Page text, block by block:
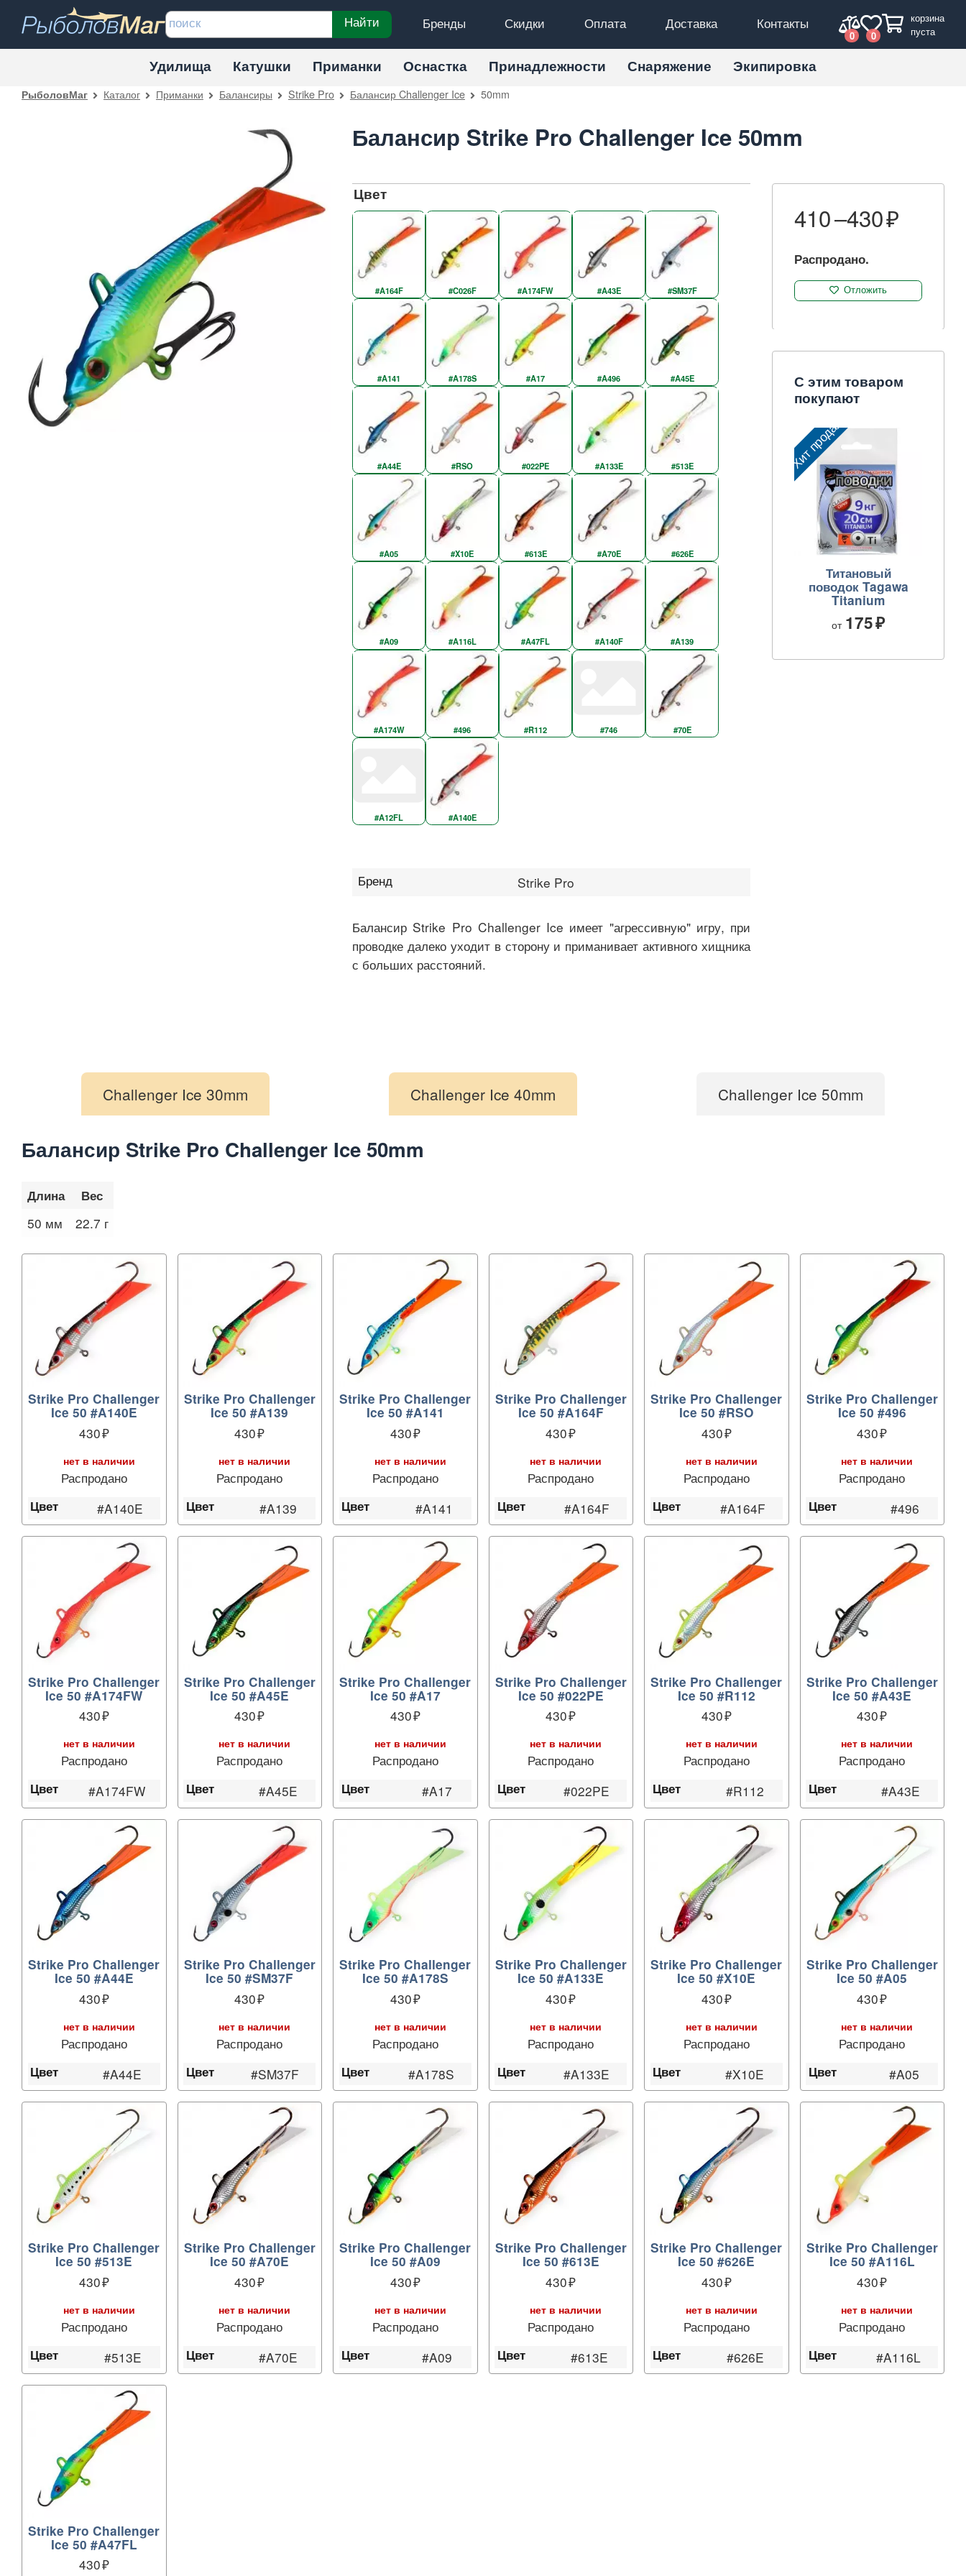
Бренды Скидки Оплата Доставка Контакты
Найти
0 0
корзина
пуста
Удилища Катушки Приманки Оснастка Принадлежности Снаряжение Экипировка
РыболовМаг Каталог Приманки Балансиры Strike Pro Балансир Challenger Ice 50mm
Балансир Strike Pro Challenger Ice 50mm
Цвет
#A164F #C026F #A174FW #A43E #SM37F
#A141 #A178S #A17 #A496 #A45E
#A44E #RSO #022PE #A133E #513E
#A05 #X10E #613E #A70E #626E
#A09 #A116L #A47FL #A140F #A139
#A174W #496 #R112 #746 #70E
#A12FL #A140E
Бренд Strike Pro
410 –430
Распродано.
Отложить
С этим товаром
покупают
Хит продаж
Титановый
поводок Tagawa
Titanium
от 175
Балансир Strike Pro Challenger Ice имеет "агрессивную" игру, при
проводке далеко уходит в сторону и приманивает активного хищника
с больших расстояний.
Challenger Ice 30mm Challenger Ice 40mm Challenger Ice 50mm
Балансир Strike Pro Challenger Ice 50mm
Длина Вес
50 мм 22.7 г
Strike Pro Challenger
Ice 50 #A140E
430
нет в наличии
Распродано
Цвет #A140E
Strike Pro Challenger
Ice 50 #A139
430
нет в наличии
Распродано
Цвет #A139
Strike Pro Challenger
Ice 50 #A141
430
нет в наличии
Распродано
Цвет #A141
Strike Pro Challenger
Ice 50 #A164F
430
нет в наличии
Распродано
Цвет #A164F
Strike Pro Challenger
Ice 50 #RSO
430
нет в наличии
Распродано
Цвет #A164F
Strike Pro Challenger
Ice 50 #496
430
нет в наличии
Распродано
Цвет #496
Strike Pro Challenger
Ice 50 #A174FW
430
нет в наличии
Распродано
Цвет #A174FW
Strike Pro Challenger
Ice 50 #A45E
430
нет в наличии
Распродано
Цвет #A45E
Strike Pro Challenger
Ice 50 #A17
430
нет в наличии
Распродано
Цвет #A17
Strike Pro Challenger
Ice 50 #022PE
430
нет в наличии
Распродано
Цвет #022PE
Strike Pro Challenger
Ice 50 #R112
430
нет в наличии
Распродано
Цвет #R112
Strike Pro Challenger
Ice 50 #A43E
430
нет в наличии
Распродано
Цвет #A43E
Strike Pro Challenger
Ice 50 #A44E
430
нет в наличии
Распродано
Цвет #A44E
Strike Pro Challenger
Ice 50 #SM37F
430
нет в наличии
Распродано
Цвет #SM37F
Strike Pro Challenger
Ice 50 #A178S
430
нет в наличии
Распродано
Цвет #A178S
Strike Pro Challenger
Ice 50 #A133E
430
нет в наличии
Распродано
Цвет #A133E
Strike Pro Challenger
Ice 50 #X10E
430
нет в наличии
Распродано
Цвет #X10E
Strike Pro Challenger
Ice 50 #A05
430
нет в наличии
Распродано
Цвет #A05
Strike Pro Challenger
Ice 50 #513E
430
нет в наличии
Распродано
Цвет #513E
Strike Pro Challenger
Ice 50 #A70E
430
нет в наличии
Распродано
Цвет #A70E
Strike Pro Challenger
Ice 50 #A09
430
нет в наличии
Распродано
Цвет #A09
Strike Pro Challenger
Ice 50 #613E
430
нет в наличии
Распродано
Цвет #613E
Strike Pro Challenger
Ice 50 #626E
430
нет в наличии
Распродано
Цвет #626E
Strike Pro Challenger
Ice 50 #A116L
430
нет в наличии
Распродано
Цвет #A116L
Strike Pro Challenger
Ice 50 #A47FL
430